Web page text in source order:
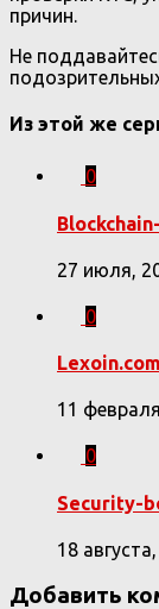
причин.
Не
Из этой же
0
27 июля,
0
Lexoin.com
11
0
Security-
18
Добавить